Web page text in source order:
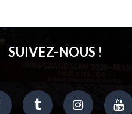
SUIVEZ-NOUS !